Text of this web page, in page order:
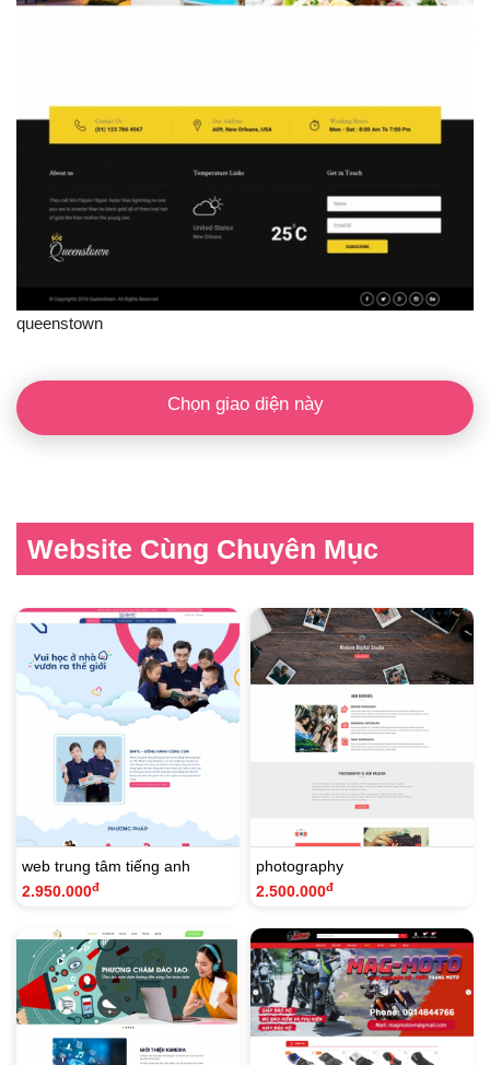
queenstown
Chọn giao diện này
Website Cùng Chuyên Mục
web trung tâm tiếng anh
2.950.000đ
photography
2.500.000đ